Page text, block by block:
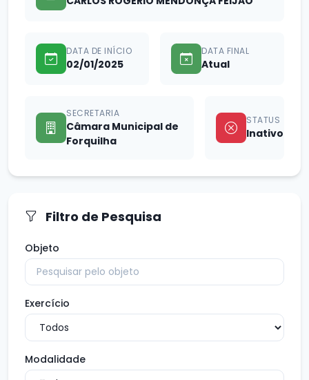
DATA DE INÍCIO
02/01/2025
DATA FINAL
Atual
SECRETARIA
Câmara Municipal de
Forquilha
STATUS
Inativo
Filtro de Pesquisa
Objeto
Exercício
Modalidade